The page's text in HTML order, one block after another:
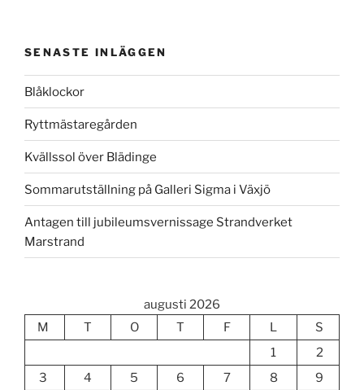
SENASTE INLÄGGEN
Blåklockor
Ryttmästaregården
Kvällssol över Blädinge
Sommarutställning på Galleri Sigma i Växjö
Antagen till jubileumsvernissage Strandverket
Marstrand
augusti 2026
M
T O T F L
S
1
2
3
4 5 6 7 8
9